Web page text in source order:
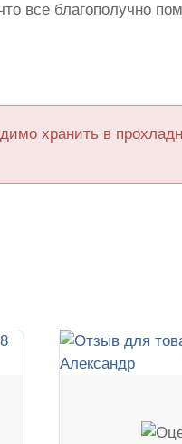
все благополучно
хранить в